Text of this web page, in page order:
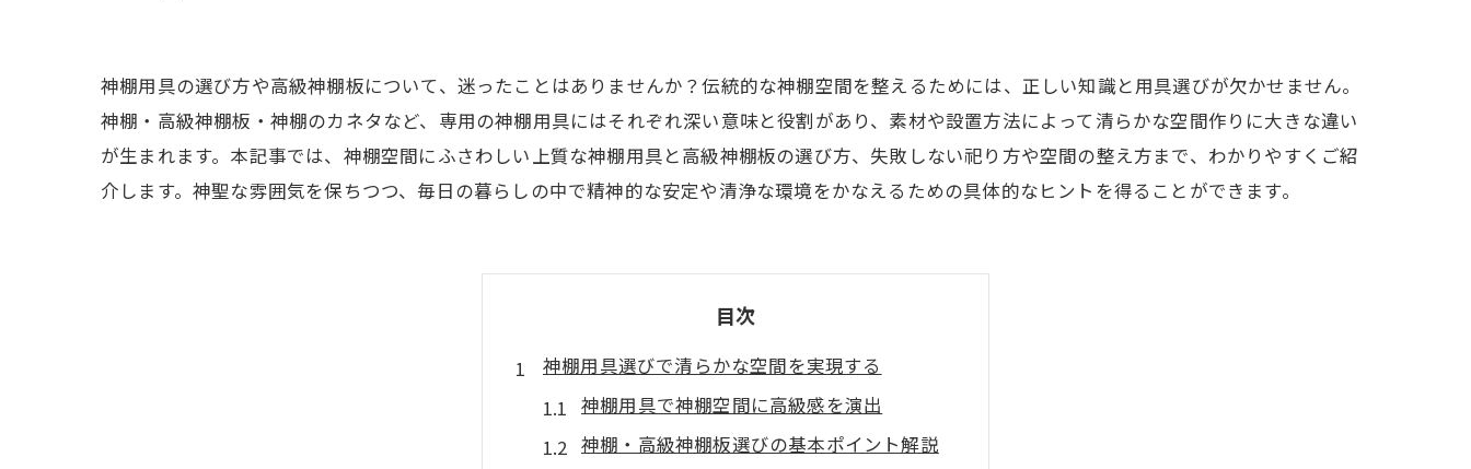
神棚用具の選び方や高級神棚板について、迷ったことはありませんか？伝統的な神棚空間を整えるためには、正しい知識と用具選びが欠かせません。
神棚・高級神棚板・神棚のカネタなど、専用の神棚用具にはそれぞれ深い意味と役割があり、素材や設置方法によって清らかな空間作りに大きな違い
が生まれます。本記事では、神棚空間にふさわしい上質な神棚用具と高級神棚板の選び方、失敗しない祀り方や空間の整え方まで、わかりやすくご紹
介します。神聖な雰囲気を保ちつつ、毎日の暮らしの中で精神的な安定や清浄な環境をかなえるための具体的なヒントを得ることができます。
目次
神棚用具選びで清らかな空間を実現する
神棚用具で神棚空間に高級感を演出
神棚・高級神棚板選びの基本ポイント解説